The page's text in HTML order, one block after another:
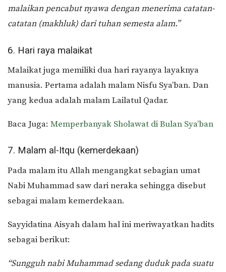
malaikan pencabut nyawa dengan menerima catatan-
catatan (makhluk) dari tuhan semesta alam.”
6. Hari raya malaikat
Malaikat juga memiliki dua hari rayanya layaknya
manusia. Pertama adalah malam Nisfu Sya’ban. Dan
yang kedua adalah malam Lailatul Qadar.
Baca Juga: Memperbanyak Sholawat di Bulan Sya’ban
7. Malam al-Itqu (kemerdekaan)
Pada malam itu Allah mengangkat sebagian umat
Nabi Muhammad saw dari neraka sehingga disebut
sebagai malam kemerdekaan.
Sayyidatina Aisyah dalam hal ini meriwayatkan hadits
sebagai berikut:
“Sungguh nabi Muhammad sedang duduk pada suatu